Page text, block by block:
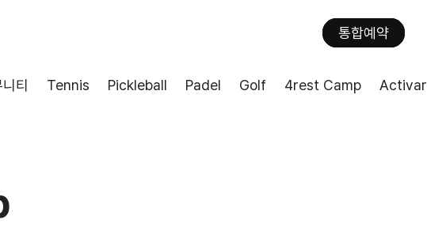
통합예약
티 Tennis Pickleball Padel Golf 4rest Camp Activar